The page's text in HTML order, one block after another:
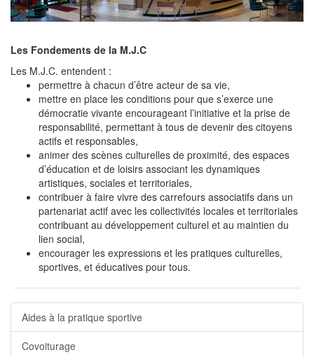
Les Fondements de la M.J.C
Les M.J.C. entendent :
permettre à chacun d’être acteur de sa vie,
mettre en place les conditions pour que s’exerce une
démocratie vivante encourageant l’initiative et la prise de
responsabilité, permettant à tous de devenir des citoyens
actifs et responsables,
animer des scènes culturelles de proximité, des espaces
d’éducation et de loisirs associant les dynamiques
artistiques, sociales et territoriales,
contribuer à faire vivre des carrefours associatifs dans un
partenariat actif avec les collectivités locales et territoriales
contribuant au développement culturel et au maintien du
lien social,
encourager les expressions et les pratiques culturelles,
sportives, et éducatives pour tous.
Aides à la pratique sportive
Covoiturage